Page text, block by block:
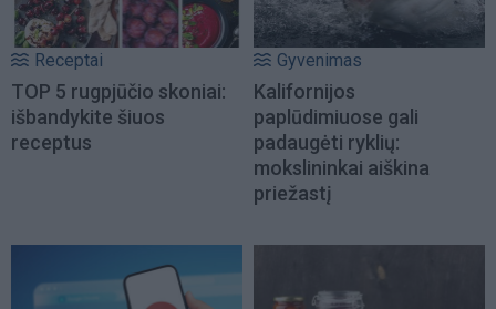
Receptai
TOP 5 rugpjūčio skoniai:
išbandykite šiuos
receptus
Gyvenimas
Kalifornijos
paplūdimiuose gali
padaugėti ryklių:
mokslininkai aiškina
priežastį